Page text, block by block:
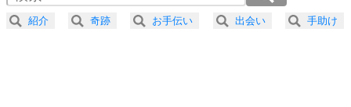
プラス思考
2.5倍速 （491KB 2分5秒）
3.0倍速 （409KB 1分44秒）
紹介 奇跡 お手伝い 出会い 手助け